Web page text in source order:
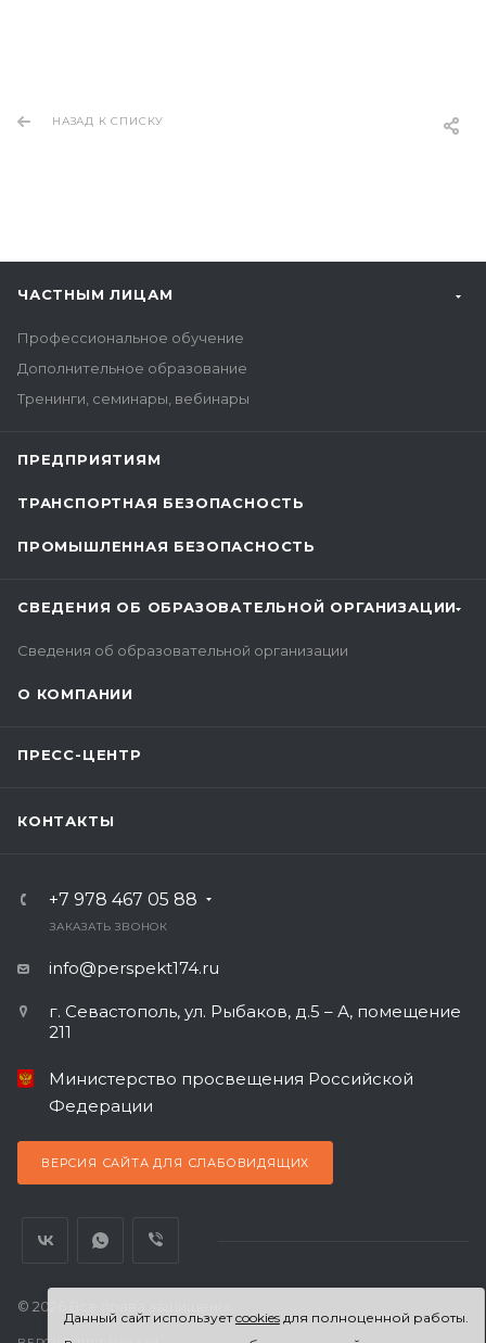
Данный сайт используетcookiesдля полноценной работы.
НАЗАД К СПИСКУ
ЧАСТНЫМ ЛИЦАМ
Профессиональное обучение
Дополнительное образование
Тренинги, семинары, вебинары
ПРЕДПРИЯТИЯМ
ТРАНСПОРТНАЯ БЕЗОПАСНОСТЬ
ПРОМЫШЛЕННАЯ БЕЗОПАСНОСТЬ
СВЕДЕНИЯ ОБ ОБРАЗОВАТЕЛЬНОЙ ОРГАНИЗАЦИИ
Сведения об образовательной организации
О КОМПАНИИ
ПРЕСС-ЦЕНТР
КОНТАКТЫ
+7 978 467 05 88
ЗАКАЗАТЬ ЗВОНОК
info@perspekt174.ru
г. Севастополь, ул. Рыбаков, д.5 – А, помещение
211
Министерство просвещения Российской
Федерации
ВЕРСИЯ САЙТА ДЛЯ СЛАБОВИДЯЩИХ
© 2026 Все права защищены.